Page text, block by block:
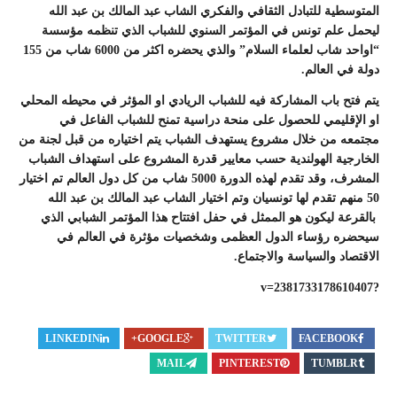
المتوسطية للتبادل الثقافي والفكري الشاب عبد المالك بن عبد الله
ليحمل علم تونس في المؤتمر السنوي للشباب الذي تنظمه مؤسسة
“اواحد شاب لعلماء السلام” والذي يحضره اكثر من 6000 شاب من 155
دولة في العالم.
يتم فتح باب المشاركة فيه للشباب الريادي او المؤثر في محيطه المحلي
او الإقليمي للحصول على منحة دراسية تمنح للشباب الفاعل في
مجتمعه من خلال مشروع يستهدف الشباب يتم اختياره من قبل لجنة من
الخارجية الهولندية حسب معايير قدرة المشروع على استهداف الشباب
المشرف، وقد تقدم لهذه الدورة 5000 شاب من كل دول العالم تم اختيار
50 منهم تقدم لها تونسيان وتم اختيار الشاب عبد المالك بن عبد الله
بالقرعة ليكون هو الممثل في حفل افتتاح هذا المؤتمر الشبابي الذي
سيحضره رؤساء الدول العظمى وشخصيات مؤثرة في العالم في
الاقتصاد والسياسة والاجتماع.
?v=2381733178610407
FACEBOOK
TWITTER
GOOGLE+
LINKEDIN
TUMBLR
PINTEREST
MAIL